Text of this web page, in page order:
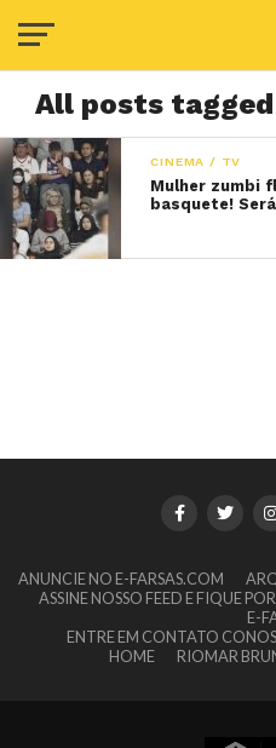
All posts tagged
CINEMA / TV
Mulher zumbi
basquete!
ANUNCIE NO E-FARSAS.COM
ASSINE NOSSO FEED E FIQUE
E-
ENTRE EM CONTATO
HOME
RIOMAR